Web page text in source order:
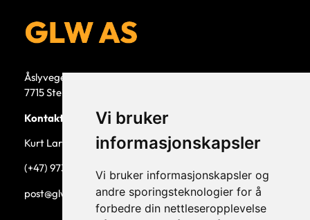
Vi bruker
informasjonskapsler
Vi bruker informasjonskapsler og
andre sporingsteknologier for å
forbedre din nettleseropplevelse
Åslyvegen 5b
7715 Steinkjer
Kontaktperson
Kurt Larsen, daglig leder.
(+47) 973 33 332
post@glw.no